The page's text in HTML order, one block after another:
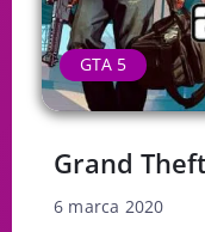
GTA 5
Grand
6 marca 2020